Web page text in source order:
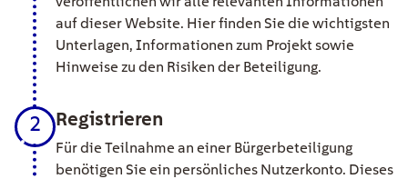
auf dieser Website. Hier finden Sie die wichtigsten
Unterlagen, Informationen zum Projekt sowie
Hinweise zu den Risiken der Beteiligung.
2 Registrieren
Für die Teilnahme an einer Bürgerbeteiligung
benötigen Sie ein persönliches Nutzerkonto. Dieses